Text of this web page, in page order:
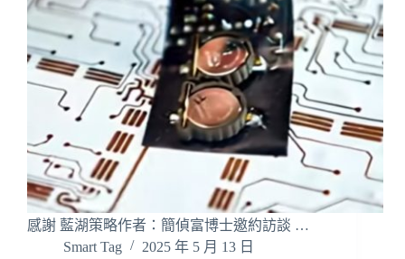
感謝 藍湖策略作者：簡偵富博士邀約訪談 …
Smart Tag
2025 年 5 月 13 日